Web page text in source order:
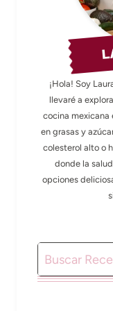
¡Hola! Soy
llevaré a
cocina mexicana
en grasas y
colesterol alto o
donde la
opciones
Buscar